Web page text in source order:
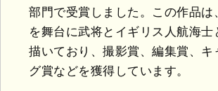
部門で受賞しました。この作品は
を舞台に武将とイギリス人航海士
描いており、撮影賞、編集賞、キ
グ賞などを獲得しています。